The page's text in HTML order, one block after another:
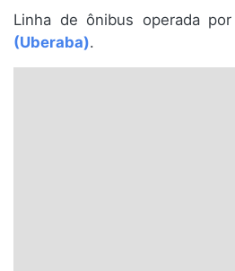
Paraná
Linha de ônibus operada por
(Uberaba).